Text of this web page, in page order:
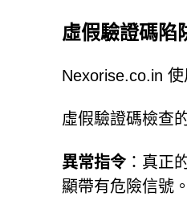
虛假驗證碼陷
Nexorise.co.in
虛假驗證碼檢查
異常指令 ：真正
顯帶有危險信號。